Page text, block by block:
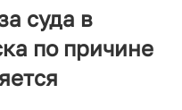
суда в
по причине